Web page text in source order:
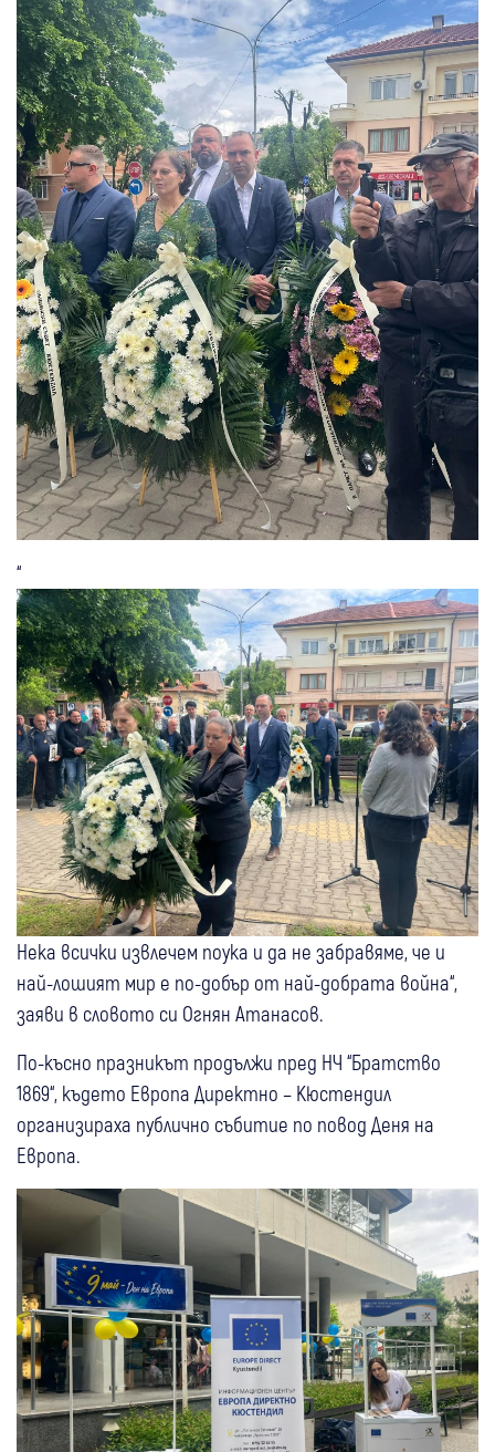
“
Нека всички извлечем поука и да не забравяме, че и
най-лошият мир е по-добър от най-добрата война“,
заяви в словото си Огнян Атанасов.
По-късно празникът продължи пред НЧ “Братство
1869“, където Европа Директно – Кюстендил
организираха публично събитие по повод Деня на
Европа.